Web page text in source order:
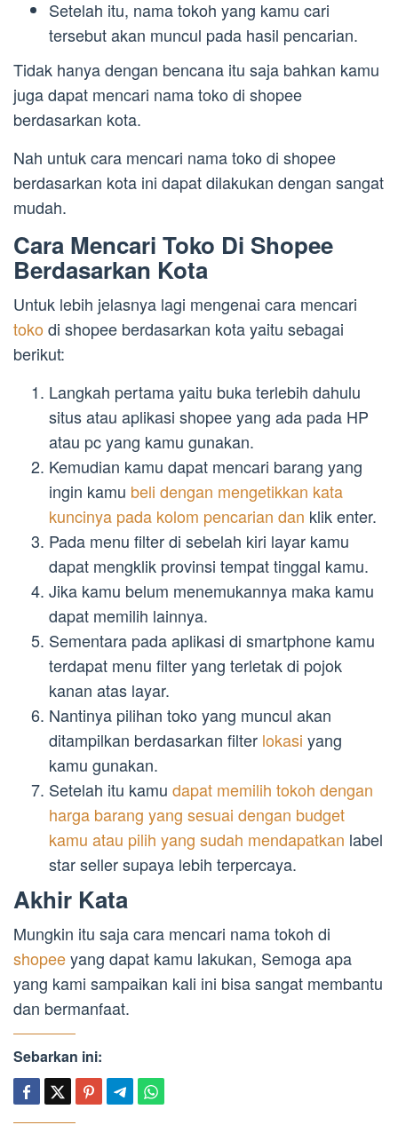
Setelah itu, nama tokoh yang kamu cari
tersebut akan muncul pada hasil pencarian.
Tidak hanya dengan bencana itu saja bahkan kamu
juga dapat mencari nama toko di shopee
berdasarkan kota.
Nah untuk cara mencari nama toko di shopee
berdasarkan kota ini dapat dilakukan dengan sangat
mudah.
Cara Mencari Toko Di Shopee
Berdasarkan Kota
Untuk lebih jelasnya lagi mengenai cara mencari
toko di shopee berdasarkan kota yaitu sebagai
berikut:
Langkah pertama yaitu buka terlebih dahulu
situs atau aplikasi shopee yang ada pada HP
atau pc yang kamu gunakan.
Kemudian kamu dapat mencari barang yang
ingin kamu beli dengan mengetikkan kata
kuncinya pada kolom pencarian dan klik enter.
Pada menu filter di sebelah kiri layar kamu
dapat mengklik provinsi tempat tinggal kamu.
Jika kamu belum menemukannya maka kamu
dapat memilih lainnya.
Sementara pada aplikasi di smartphone kamu
terdapat menu filter yang terletak di pojok
kanan atas layar.
Nantinya pilihan toko yang muncul akan
ditampilkan berdasarkan filter lokasi yang
kamu gunakan.
Setelah itu kamu dapat memilih tokoh dengan
harga barang yang sesuai dengan budget
kamu atau pilih yang sudah mendapatkan label
star seller supaya lebih terpercaya.
Akhir Kata
Mungkin itu saja cara mencari nama tokoh di
shopeeyang dapat kamu lakukan, Semoga apa
yang kami sampaikan kali ini bisa sangat membantu
dan bermanfaat.
Sebarkan ini: